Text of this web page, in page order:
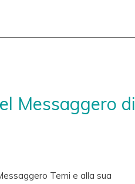
Messaggero di
Terni e alla sua